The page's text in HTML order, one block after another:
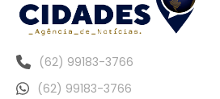
(62) 99183-3766
(62) 99183-3766